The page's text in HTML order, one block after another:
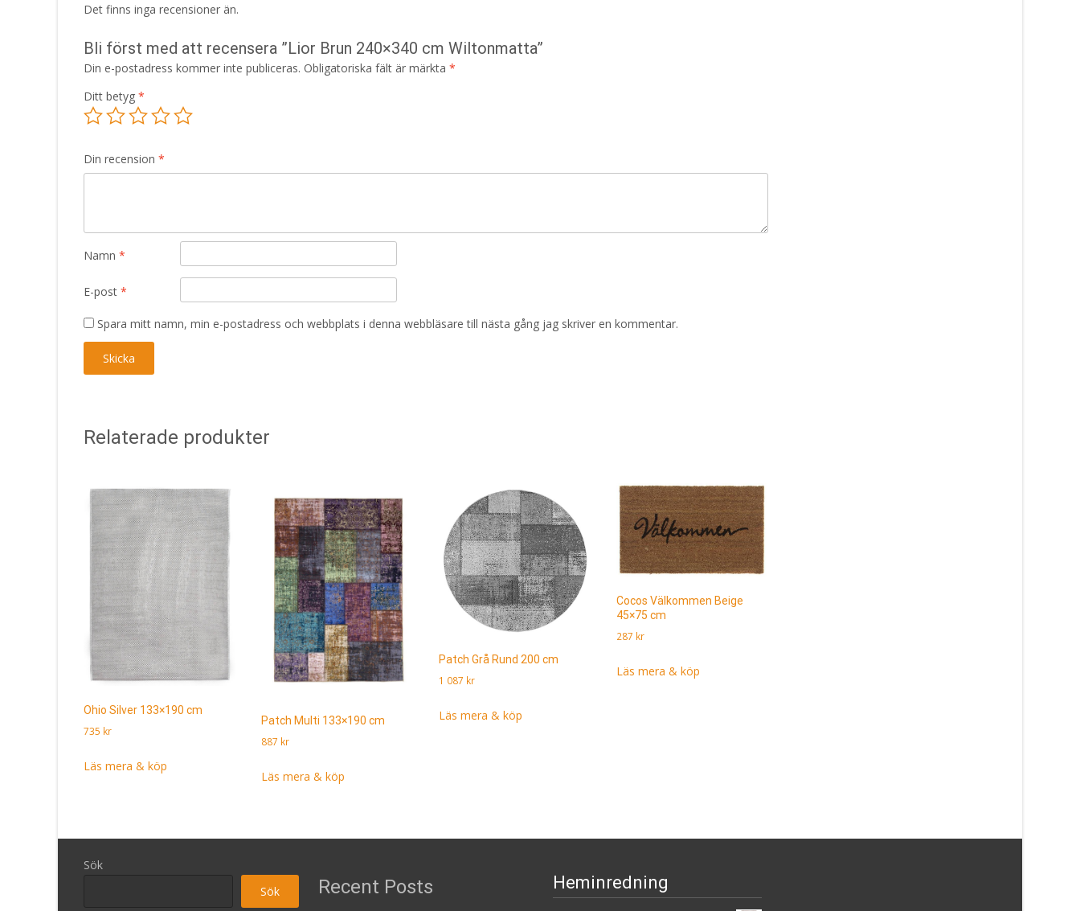
Det finns inga recensioner än.
Bli först med att recensera ”Lior Brun 240×340 cm Wiltonmatta”
Din e-postadress kommer inte publiceras. Obligatoriska fält är märkta *
Ditt betyg *
Din recension *
Namn *
E-post *
Spara mitt namn, min e-postadress och webbplats i denna webbläsare till nästa gång jag skriver en kommentar.
Relaterade produkter
Ohio Silver 133×190 cm
735 kr
Läs mera & köp
Patch Multi 133×190 cm
887 kr
Läs mera & köp
Patch Grå Rund 200 cm
1 087 kr
Läs mera & köp
Cocos Välkommen Beige
45×75 cm
287 kr
Läs mera & köp
Sök
Sök
Recent Posts Heminredning